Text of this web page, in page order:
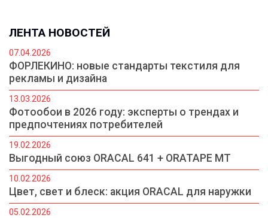
ЛЕНТА НОВОСТЕЙ
07.04.2026
ФОРЛЕКИНО: новые стандарты текстиля для
рекламы и дизайна
13.03.2026
Фотообои в 2026 году: эксперты о трендах и
предпочтениях потребителей
19.02.2026
Выгодный союз ORACAL 641 + ORATAPE MT
10.02.2026
Цвет, свет и блеск: акция ORACAL для наружки
05.02.2026